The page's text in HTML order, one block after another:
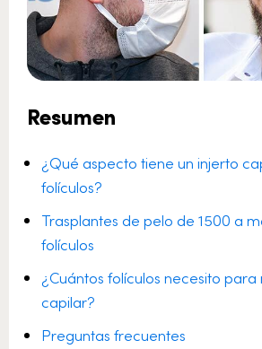
Resumen
¿Qué aspecto tiene un injerto
folículos?
Trasplantes de pelo de 1500 a
folículos
¿Cuántos folículos necesito
capilar?
Preguntas frecuentes